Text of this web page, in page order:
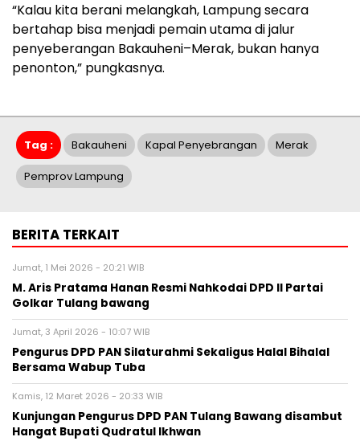
“Kalau kita berani melangkah, Lampung secara
bertahap bisa menjadi pemain utama di jalur
penyeberangan Bakauheni–Merak, bukan hanya
penonton,” pungkasnya.
Tag : Bakauheni Kapal Penyebrangan Merak
Pemprov Lampung
BERITA TERKAIT
Jumat, 1 Mei 2026 - 20:21 WIB
M. Aris Pratama Hanan Resmi Nahkodai DPD II Partai
Golkar Tulang bawang
Jumat, 3 April 2026 - 10:07 WIB
Pengurus DPD PAN Silaturahmi Sekaligus Halal Bihalal
Bersama Wabup Tuba
Kamis, 12 Maret 2026 - 20:33 WIB
Kunjungan Pengurus DPD PAN Tulang Bawang disambut
Hangat Bupati Qudratul Ikhwan